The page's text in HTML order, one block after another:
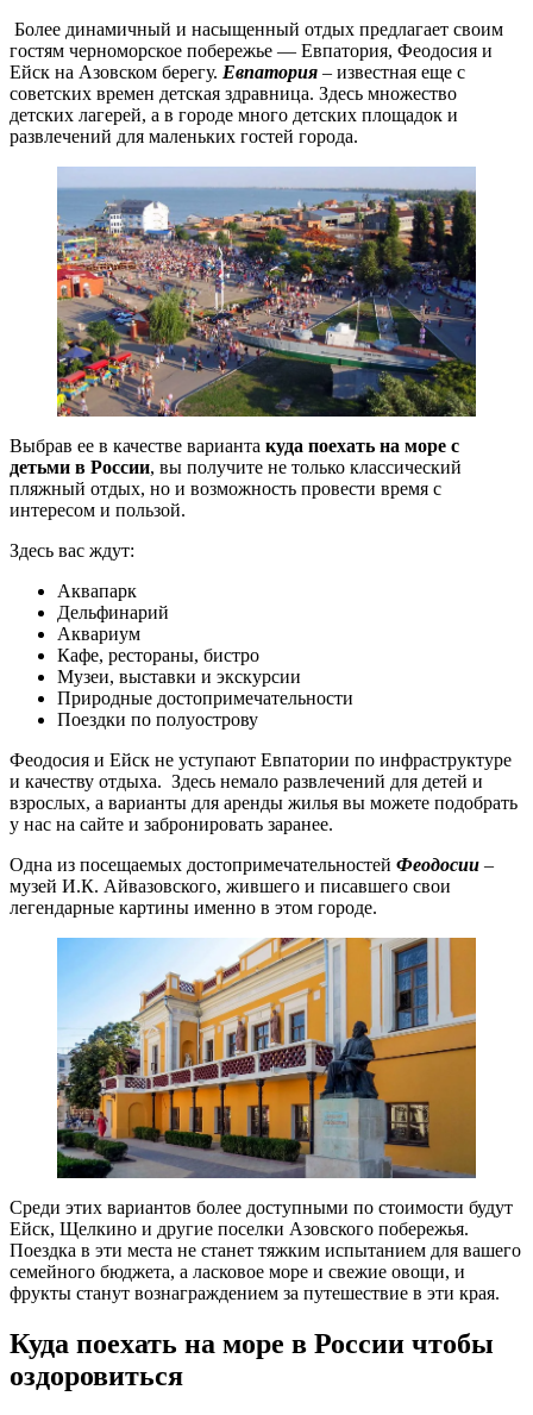
Более динамичный и насыщенный отдых предлагает своим
гостям черноморское побережье — Евпатория, Феодосия и
Ейск на Азовском берегу. Евпатория – известная еще с
советских времен детская здравница. Здесь множество
детских лагерей, а в городе много детских площадок и
развлечений для маленьких гостей города.
Выбрав ее в качестве варианта куда поехать на море с
детьми в России, вы получите не только классический
пляжный отдых, но и возможность провести время с
интересом и пользой.
Здесь вас ждут:
Аквапарк
Дельфинарий
Аквариум
Кафе, рестораны, бистро
Музеи, выставки и экскурсии
Природные достопримечательности
Поездки по полуострову
Феодосия и Ейск не уступают Евпатории по инфраструктуре
и качеству отдыха. Здесь немало развлечений для детей и
взрослых, а варианты для аренды жилья вы можете подобрать
у нас на сайте и забронировать заранее.
Одна из посещаемых достопримечательностей Феодосии –
музей И.К. Айвазовского, жившего и писавшего свои
легендарные картины именно в этом городе.
Среди этих вариантов более доступными по стоимости будут
Ейск, Щелкино и другие поселки Азовского побережья.
Поездка в эти места не станет тяжким испытанием для вашего
семейного бюджета, а ласковое море и свежие овощи, и
фрукты станут вознаграждением за путешествие в эти края.
Куда поехать на море в России чтобы
оздоровиться